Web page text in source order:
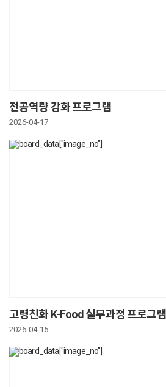
전공역량 강화 프로그램
2026-04-17
고령친화 K-Food 실무과정 프로그램
2026-04-15